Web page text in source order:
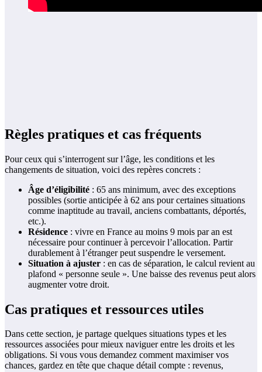
Règles pratiques et cas fréquents
Pour ceux qui s’interrogent sur l’âge, les conditions et les
changements de situation, voici des repères concrets :
Âge d’éligibilité : 65 ans minimum, avec des exceptions
possibles (sortie anticipée à 62 ans pour certaines situations
comme inaptitude au travail, anciens combattants, déportés,
etc.).
Résidence : vivre en France au moins 9 mois par an est
nécessaire pour continuer à percevoir l’allocation. Partir
durablement à l’étranger peut suspendre le versement.
Situation à ajuster : en cas de séparation, le calcul revient au
plafond « personne seule ». Une baisse des revenus peut alors
augmenter votre droit.
Cas pratiques et ressources utiles
Dans cette section, je partage quelques situations types et les
ressources associées pour mieux naviguer entre les droits et les
obligations. Si vous vous demandez comment maximiser vos
chances, gardez en tête que chaque détail compte : revenus,